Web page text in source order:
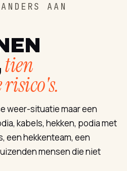
AAN
tien
weer-situatie maar een
kabels, hekken, podia met
een hekkenteam, een
mensen die niet